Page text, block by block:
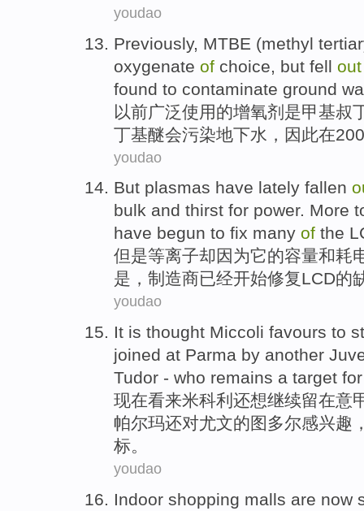
youdao
Previously, MTBE (methyl
oxygenate of choice, but fell
found to contaminate ground
以前广泛使用的增氧剂 是甲基叔
丁基醚会污染地下水，因此在
youdao
But plasmas have lately fallen
bulk and thirst for power. More
have begun to fix many of the
但是等离子却 因为它的容量和耗
是 ， 制造商已经开始修复LCD的
youdao
It is thought Miccoli favours to
joined at Parma by another
Tudor - who remains a target
现在看来米科利 还想继续留在意
帕尔玛还对尤文的图多尔感兴趣
标。
youdao
Indoor shopping malls are now